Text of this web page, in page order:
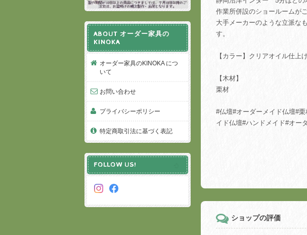
作業所併設のショールームが
大手メーカーのような立派な
す。
【カラー】クリアオイル仕上
【木材】
栗材
#仏壇#オーダーメイド仏壇#
イド仏壇#ハンドメイド#オー
ショップの評価
ABOUT オーダー家具の
KINOKA
オーダー家具のKINOKA につ
いて
お問い合わせ
プライバシーポリシー
特定商取引法に基づく表記
FOLLOW US!